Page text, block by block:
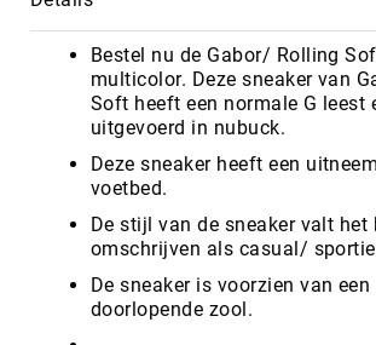
Bestel nu de Gabor/ Rolling
multicolor. Deze sneaker van
Soft heeft een normale G leest
uitgevoerd in nubuck.
Deze sneaker heeft een
voetbed.
De stijl van de sneaker valt het
omschrijven als casual/
De sneaker is voorzien van
doorlopende zool.